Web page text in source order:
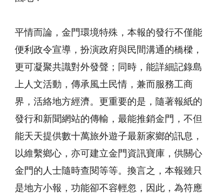
平情而論，金門環境特殊，本報的發行不僅能
便利政令宣導，扮演政府與民間溝通的橋樑，
更可凝聚共識對外發聲；同時，能詳細記錄島
上人文活動，傳承風土民情，兼而服務工商
界，活絡地方經濟。更重要的是，隨著報紙的
發行和新聞網站的傳輸，最能推銷金門，不但
能天天提供數十萬旅外遊子最新家鄉的訊息，
以維繫鄉心，亦可建立金門資訊寶庫，供關心
金門的人士隨時查閱等等。換言之，本報雖只
是地方小報，功能卻不容輕忽，因此，為符應